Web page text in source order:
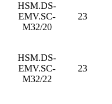
HSM.DS-
EMV.SC-
M32/20
23
HSM.DS-
EMV.SC-
M32/22
23